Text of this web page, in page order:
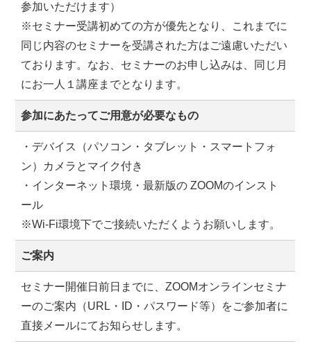
参加いただけます）
※セミナー受講初めての方が優先となり、これまでに
同じ内容のセミナーを受講された方はご遠慮いただい
ております。なお、セミナーのお申し込みは、同じ月
にお一人１講座までとなります。
参加にあたってご用意が必要なもの
・デバイス（パソコン・タブレット・スマートフォ
ン）カメラとマイク付き
・インターネット環境・最新版の ZOOMのインスト
ール
※Wi-Fi環境下でご接続いただくようお願いします。
ご案内
セミナー開催日前日までに、ZOOMオンラインセミナ
ーのご案内（URL・ID・パスワード等）をご参加者に
直接メールにてお知らせします。